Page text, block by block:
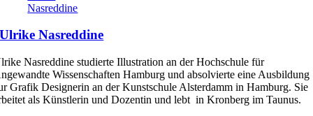
Nasreddine
Ulrike Nasreddine
Nasreddine studierte Illustration an der Hochschule für
Wissenschaften Hamburg und absolvierte eine Ausbildung
Grafik Designerin an der Kunstschule Alsterdamm in Hamburg. Sie
als Künstlerin und Dozentin und lebt in Kronberg im Taunus.